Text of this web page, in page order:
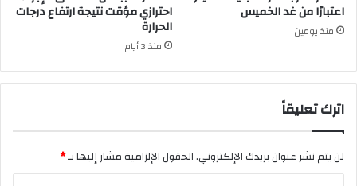
اعتبارًا من غد الخميس
منذ يومين
احترازي مؤقت نتيجة ارتفاع درجات
الحرارة
منذ 3 أيام
اترك تعليقاً
لن يتم نشر عنوان بريدك الإلكتروني.الحقول الإلزامية مشار إليها بـ*